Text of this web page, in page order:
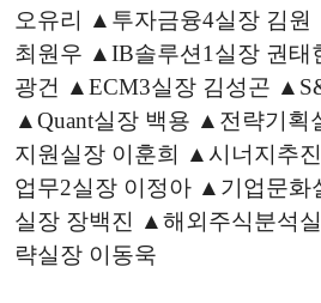
오유리 ▲투자금융4실장 김
최원우 ▲IB솔루션1실장 권태
광건 ▲ECM3실장 김성곤
▲Quant실장 백용 ▲전략기획
지원실장 이훈희 ▲시너지추
업무2실장 이정아 ▲기업문
실장 장백진 ▲해외주식분석
략실장 이동욱